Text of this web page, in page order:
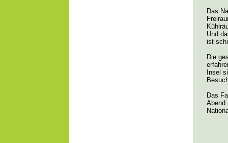
Das
Und
ist
Die
Insel
Das
Abend